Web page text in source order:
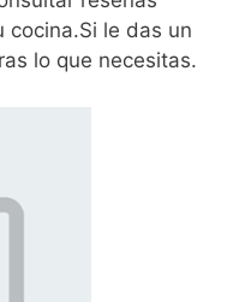
le das un
lo que necesitas.